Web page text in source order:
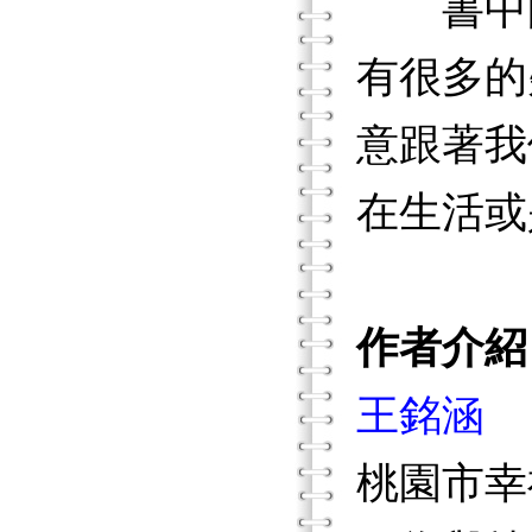
書中的
有很多
意跟著
在生活
作者介紹
王銘涵
桃園市